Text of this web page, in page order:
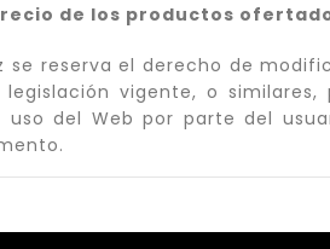
de los productos
se reserva el derecho de
vigente, o
uso del Web por parte del